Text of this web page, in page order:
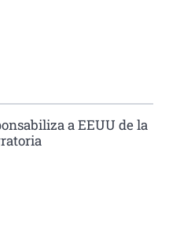
a EEUU de la